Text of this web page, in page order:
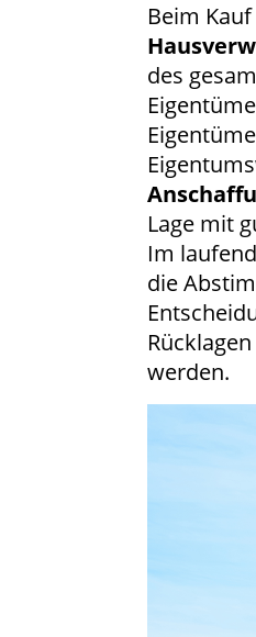
Beim
des
Lage mit
Im
die
werden.